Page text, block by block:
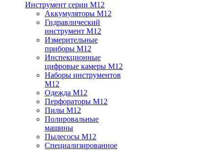
Инструмент серии M12
Аккумуляторы M12
Гидравлический
инструмент M12
Измерительные
приборы M12
Инспекционные
цифровые камеры M12
Наборы инструментов
M12
Одежда M12
Перфораторы M12
Пилы M12
Полировальные
машины
Пылесосы M12
Специализированное